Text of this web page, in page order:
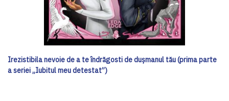
Irezistibila nevoie de a te îndrăgosti de dușmanul tău (prima parte
a seriei „Iubitul meu detestat”)